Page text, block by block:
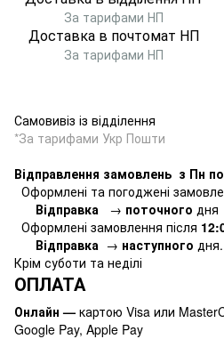
За тарифами НП
Доставка в почтомат НП
За тарифами НП
Самовивіз із відділення
*За тарифами Укр Пошти
Відправлення замовлень з Пн
Оформлені та погоджені
Відправка
→ поточного дня
Оформлені замовлення після
Відправка → наступного дня.
Крім суботи та неділі
ОПЛАТА
Онлайн — картою Visa или
Google Pay, Apple Pay